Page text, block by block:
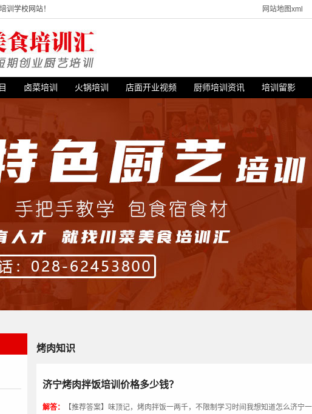
网站地图xml
训学校网站！
卤菜培训 火锅培训 店面开业视频 厨师培训资讯 培训留影
烤肉知识
济宁烤肉拌饭培训价格多少钱？
解答：
【推荐答案】味顶记，烤肉拌饭一两千，不限制学习时间我想知道怎么济宁